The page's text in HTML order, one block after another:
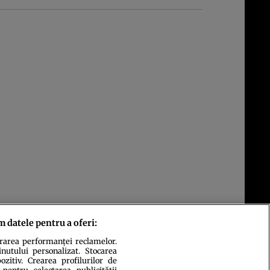
datele pentru a oferi:
performanței reclamelor.
personalizat. Stocarea
Crearea profilurilor de